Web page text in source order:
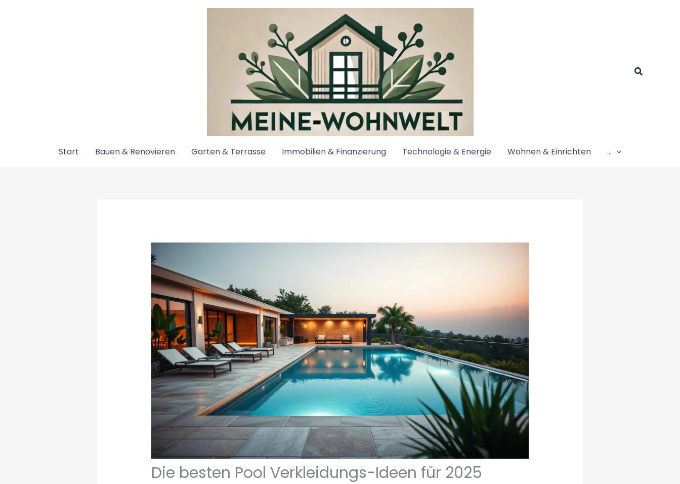
Suchen
Start Bauen & Renovieren Garten & Terrasse Immobilien & Finanzierung Technologie & Energie Wohnen & Einrichten …
Die besten Pool Verkleidungs-Ideen für 2025